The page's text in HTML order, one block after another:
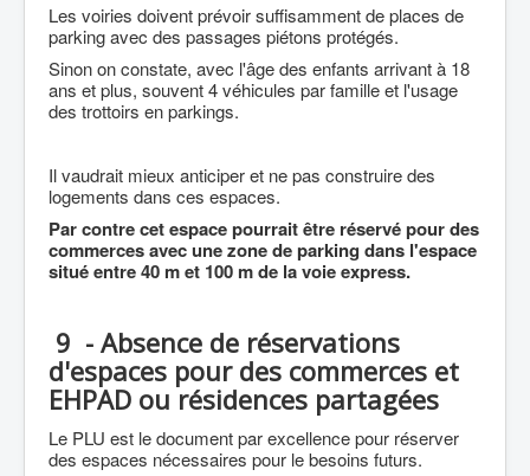
Les voiries doivent prévoir suffisamment de places de
parking avec des passages piétons protégés.
Sinon on constate, avec l'âge des enfants arrivant à 18
ans et plus, souvent 4 véhicules par famille et l'usage
des trottoirs en parkings.
Il vaudrait mieux anticiper et ne pas construire des
logements dans ces espaces.
Par contre cet espace pourrait être réservé pour des
commerces avec une zone de parking dans l'espace
situé entre 40 m et 100 m de la voie express.
9 - Absence de réservations
d'espaces pour des commerces et
EHPAD ou résidences partagées
Le PLU est le document par excellence pour réserver
des espaces nécessaires pour le besoins futurs.